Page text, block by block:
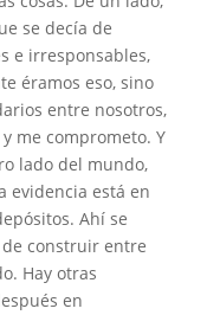
se decía de
e irresponsables,
éramos eso, sino
entre nosotros,
me comprometo. Y
lado del mundo,
evidencia está en
Ahí se
construir entre
Hay otras
en